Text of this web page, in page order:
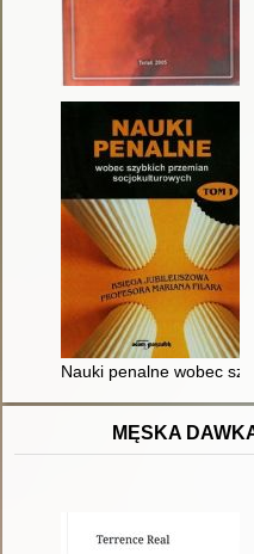
Nauki penalne wobec
MĘSKA